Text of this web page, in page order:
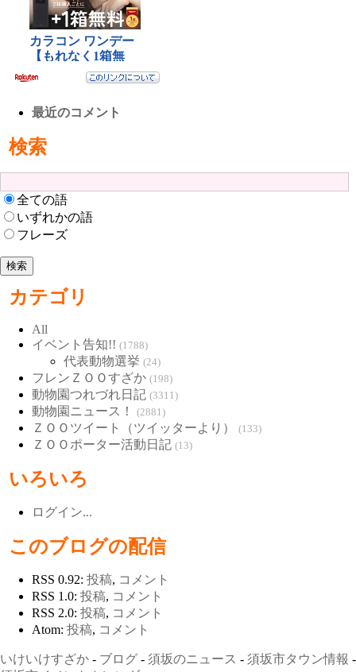
最近のコメント
検索
全ての語
いずれかの語
フレーズ
カテゴリ
All
イベント告知!! (1788)
代表動物選挙 (24)
フレンＺＯＯすざか (198)
動物園つれづれ日記 (3311)
動物園ニュース！ (2881)
ＺＯＯツイート（ツイッターより） (133)
ＺＯＯポーター活動日記 (13)
いろいろ
ログイン...
このブログの配信
RSS 0.92: 投稿, コメント
RSS 1.0: 投稿, コメント
RSS 2.0: 投稿, コメント
Atom: 投稿, コメント
いけいけすざか - ブログ - 須坂のニュース - 須坂市タウン情報 -